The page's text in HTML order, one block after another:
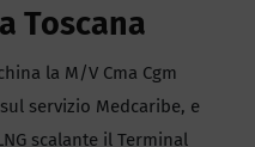
Toscana
la M/V Cma Cgm
servizio Medcaribe, e
scalante il Terminal